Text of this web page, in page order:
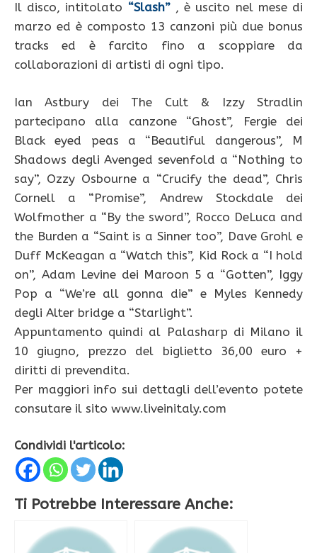
Il disco, intitolato “Slash”, è uscito nel mese di
marzo ed è composto 13 canzoni più due bonus
tracks ed è farcito fino a scoppiare da
collaborazioni di artisti di ogni tipo.
Ian Astbury dei The Cult & Izzy Stradlin
partecipano alla canzone “Ghost”, Fergie dei
Black eyed peas a “Beautiful dangerous”, M
Shadows degli Avenged sevenfold a “Nothing to
say”, Ozzy Osbourne a “Crucify the dead”, Chris
Cornell a “Promise”, Andrew Stockdale dei
Wolfmother a “By the sword”, Rocco DeLuca and
the Burden a “Saint is a Sinner too”, Dave Grohl e
Duff McKeagan a “Watch this”, Kid Rock a “I hold
on”, Adam Levine dei Maroon 5 a “Gotten”, Iggy
Pop a “We’re all gonna die” e Myles Kennedy
degli Alter bridge a “Starlight”.
Appuntamento quindi al Palasharp di Milano il
10 giugno, prezzo del biglietto 36,00 euro +
diritti di prevendita.
Per maggiori info sui dettagli dell’evento potete
consutare il sito www.liveinitaly.com
Condividi l'articolo:
Ti Potrebbe Interessare Anche: